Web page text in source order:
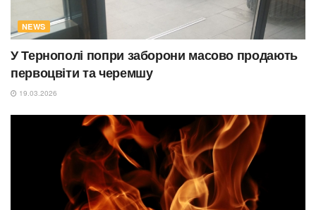
NEWS
У Тернополі попри заборони масово продають
первоцвіти та черемшу
19.03.2026